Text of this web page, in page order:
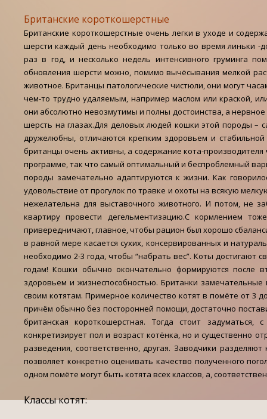
Британские короткошерстные
Британские короткошерстные очень легки в уходе и
шерсти каждый день необходимо только во время линьки -
раз в год, и несколько недель интенсивного груминга
обновления шерсти можно, помимо вычёсывания мелкой
животное. Британцы патологические чистюли, они могут
чем-то трудно удаляемым, например маслом или краской,
они абсолютно невозмутимы и полны достоинства, а
шерсть на глазах.Для деловых людей кошки этой породы –
дружелюбны, отличаются крепким здоровьем и
британцы очень активны, а содержание кота-
программе, так что самый оптимальный и беспроблемный
породы замечательно адаптируются к жизни. Как
удовольствие от прогулок по травке и охоты на всякую
нежелательна для выставочного животного. И потом, не
квартиру провести дегельментизацию.С кормлением
привередничают, главное, чтобы рацион был хорошо
в равной мере касается сухих, консервированных и
необходимо 2-3 года, чтобы “набрать вес”. Коты
годам! Кошки обычно окончательно формируются после
здоровьем и жизнеспособностью. Британки
своим котятам. Примерное количество котят в помёте от 3
причём обычно без посторонней помощи, достаточно
британская короткошерстная. Тогда стоит
конкретизирует пол и возраст котёнка, но и существенно
разведения, соответственно, другая. Заводчики
позволяет конкретно оценивать качество полученного
одном помёте могут быть котята всех классов, а,
Классы котят: